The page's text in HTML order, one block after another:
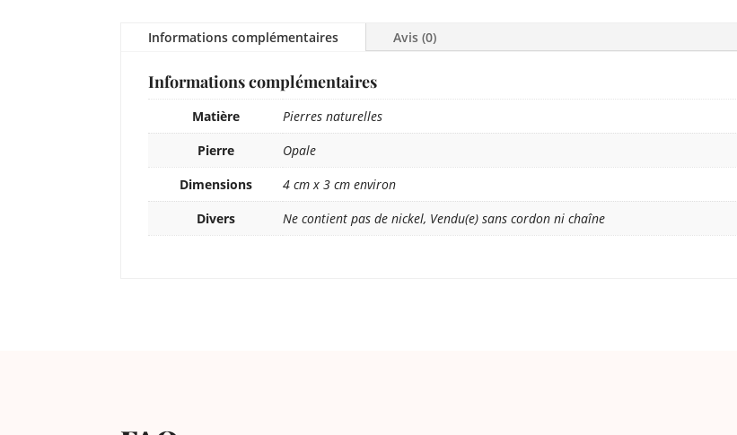
Informations complémentaires Avis (0)
Informations complémentaires
Matière
Pierres naturelles
Pierre
Opale
Dimensions
4 cm x 3 cm environ
Divers
Ne contient pas de nickel, Vendu(e) sans cordon ni chaîne